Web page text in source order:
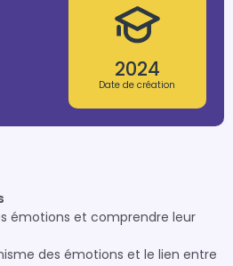
2024
Date de création
émotions et comprendre leur
des émotions et le lien entre